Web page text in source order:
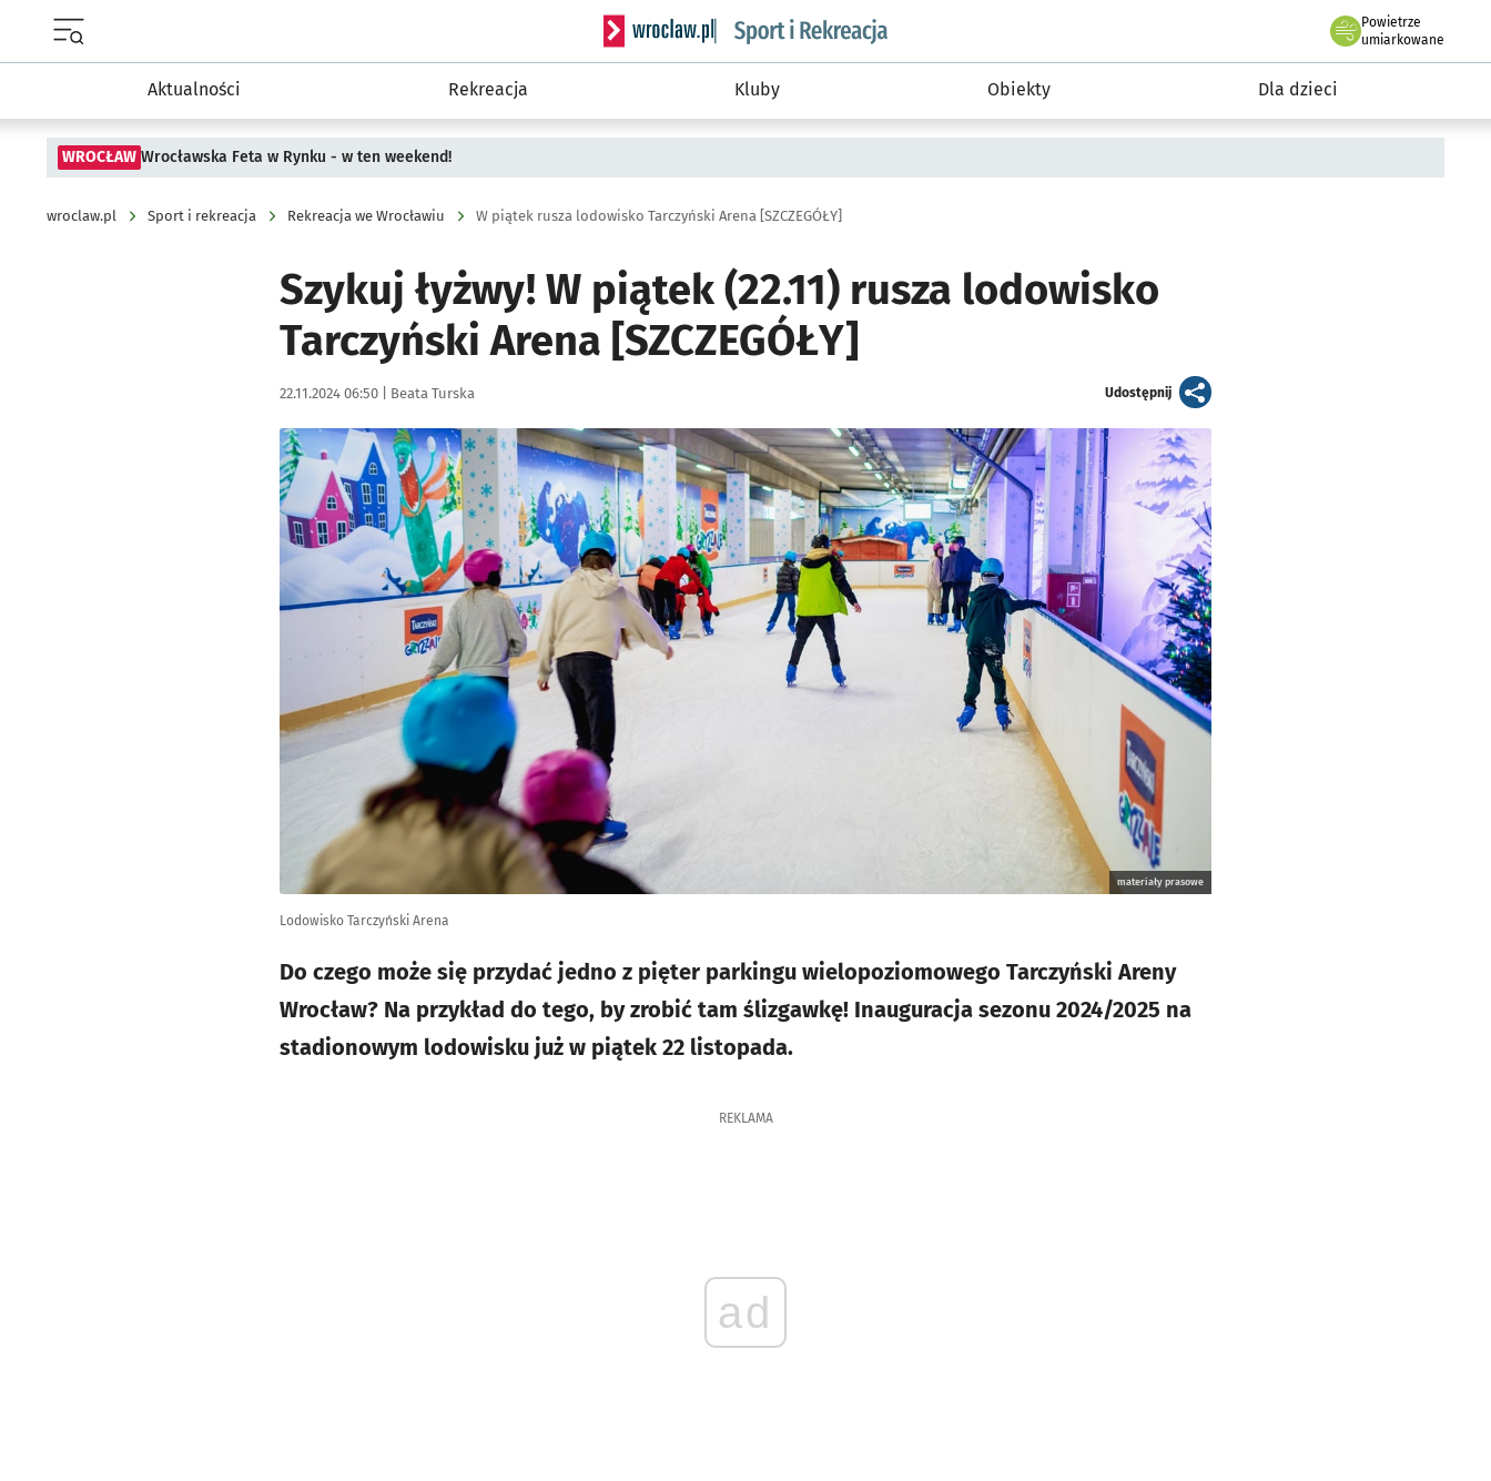
Serwis informacyjny wroclaw.pl podserwis: Sport i rekreacja
Powietrze
we Wrocławiu
umiarkowane
Aktualności Rekreacja Kluby Obiekty Dla dzieci
WROCŁAW Wrocławska Feta w Rynku - w ten weekend!
wroclaw.pl Sport i rekreacja Rekreacja we Wrocławiu W piątek rusza lodowisko Tarczyński Arena [SZCZEGÓŁY]
Szykuj łyżwy! W piątek (22.11) rusza lodowisko
Tarczyński Arena [SZCZEGÓŁY]
Data publikacji:
22.11.2024 06:50 | Autor:
Beata Turska Udostępnijartykuł
Kliknij, aby powiększyć
materiały prasowe
Lodowisko Tarczyński Arena
Do czego może się przydać jedno z pięter parkingu wielopoziomowego Tarczyński Areny
Wrocław? Na przykład do tego, by zrobić tam ślizgawkę! Inauguracja sezonu 2024/2025 na
stadionowym lodowisku już w piątek 22 listopada.
REKLAMA
ad